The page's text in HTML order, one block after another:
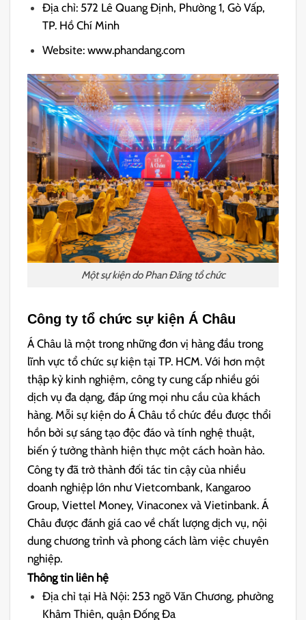
Địa chỉ: 572 Lê Quang Định, Phường 1, Gò Vấp,
TP. Hồ Chí Minh
Website: www.phandang.com
Một sự kiện do Phan Đăng tổ chức
Công ty tổ chức sự kiện Á Châu
Á Châu là một trong những đơn vị hàng đầu trong
lĩnh vực tổ chức sự kiện tại TP. HCM. Với hơn một
thập kỷ kinh nghiệm, công ty cung cấp nhiều gói
dịch vụ đa dạng, đáp ứng mọi nhu cầu của khách
hàng. Mỗi sự kiện do Á Châu tổ chức đều được thổi
hồn bởi sự sáng tạo độc đáo và tính nghệ thuật,
biến ý tưởng thành hiện thực một cách hoàn hảo.
Công ty đã trở thành đối tác tin cậy của nhiều
doanh nghiệp lớn như Vietcombank, Kangaroo
Group, Viettel Money, Vinaconex và Vietinbank. Á
Châu được đánh giá cao về chất lượng dịch vụ, nội
dung chương trình và phong cách làm việc chuyên
nghiệp.
Thông tin liên hệ
Địa chỉ tại Hà Nội: 253 ngõ Văn Chương, phường
Khâm Thiên, quận Đống Đa